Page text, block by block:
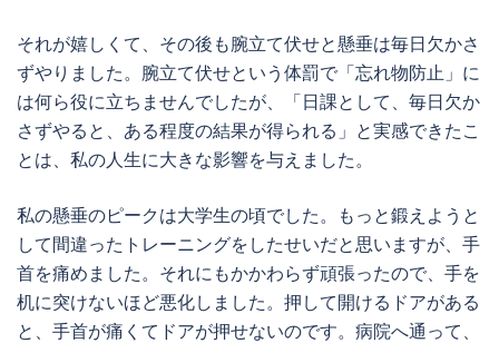
それが嬉しくて、その後も腕立て伏せと懸垂は毎日欠かさ
ずやりました。腕立て伏せという体罰で「忘れ物防止」に
は何ら役に立ちませんでしたが、「日課として、毎日欠か
さずやると、ある程度の結果が得られる」と実感できたこ
とは、私の人生に大きな影響を与えました。
私の懸垂のピークは大学生の頃でした。もっと鍛えようと
して間違ったトレーニングをしたせいだと思いますが、手
首を痛めました。それにもかかわらず頑張ったので、手を
机に突けないほど悪化しました。押して開けるドアがある
と、手首が痛くてドアが押せないのです。病院へ通って、